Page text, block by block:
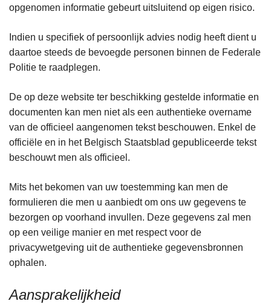
opgenomen informatie gebeurt uitsluitend op eigen risico.
Indien u specifiek of persoonlijk advies nodig heeft dient u
daartoe steeds de bevoegde personen binnen de Federale
Politie te raadplegen.
De op deze website ter beschikking gestelde informatie en
documenten kan men niet als een authentieke overname
van de officieel aangenomen tekst beschouwen. Enkel de
officiële en in het Belgisch Staatsblad gepubliceerde tekst
beschouwt men als officieel.
Mits het bekomen van uw toestemming kan men de
formulieren die men u aanbiedt om ons uw gegevens te
bezorgen op voorhand invullen. Deze gegevens zal men
op een veilige manier en met respect voor de
privacywetgeving uit de authentieke gegevensbronnen
ophalen.
Aansprakelijkheid